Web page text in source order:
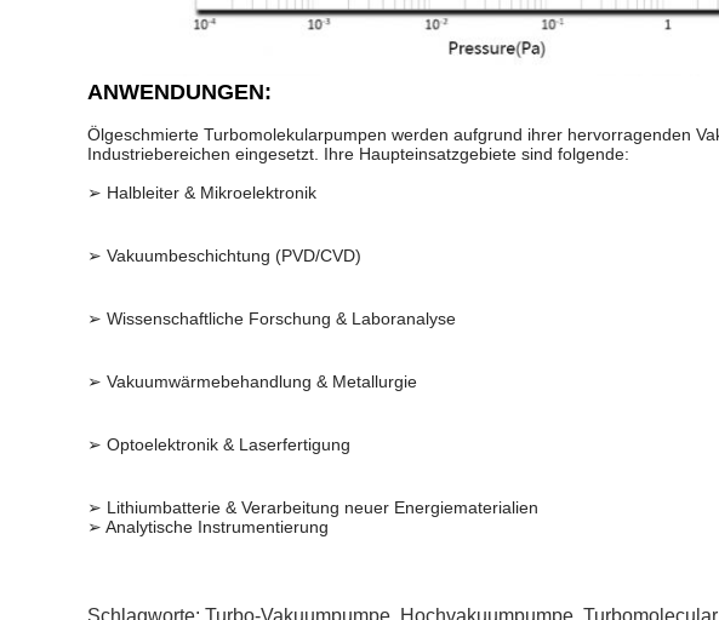
ANWENDUNGEN:
Ölgeschmierte Turbomolekularpumpen werden aufgrund ihrer hervorragenden
Industriebereichen eingesetzt. Ihre Haupteinsatzgebiete sind folgende:
➢ Halbleiter & Mikroelektronik
➢ Vakuumbeschichtung (PVD/CVD)
➢ Wissenschaftliche Forschung & Laboranalyse
➢ Vakuumwärmebehandlung & Metallurgie
➢ Optoelektronik & Laserfertigung
➢ Lithiumbatterie & Verarbeitung neuer Energiematerialien
➢ Analytische Instrumentierung
Schlagworte: Turbo-Vakuumpumpe Hochvakuumpumpe